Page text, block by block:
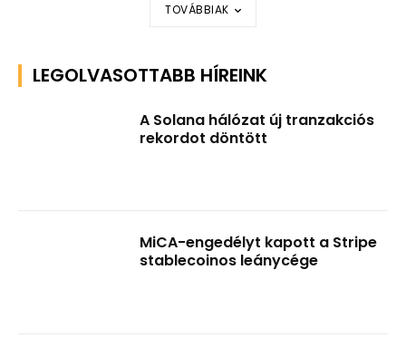
TOVÁBBIAK
LEGOLVASOTTABB HÍREINK
A Solana hálózat új tranzakciós
rekordot döntött
MiCA-engedélyt kapott a Stripe
stablecoinos leánycége